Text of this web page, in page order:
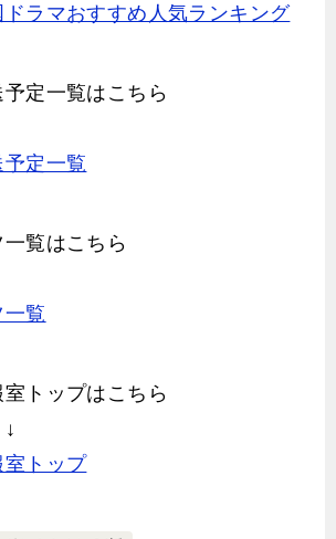
ラマおすすめ人気ランキング
定一覧はこちら
定一覧
覧はこちら
覧
トップはこちら
トップ